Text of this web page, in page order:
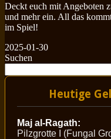
Deckt euch mit Angeboten
und mehr ein. All das
im Spiel!
2025-01-30
Suchen
Heutige
Maj al-Ragath:
Pilzgrotte I (Fungal